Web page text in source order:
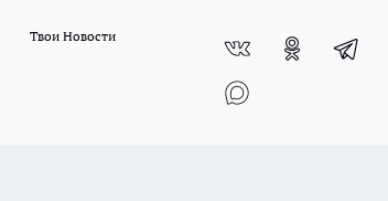
Твои Новости